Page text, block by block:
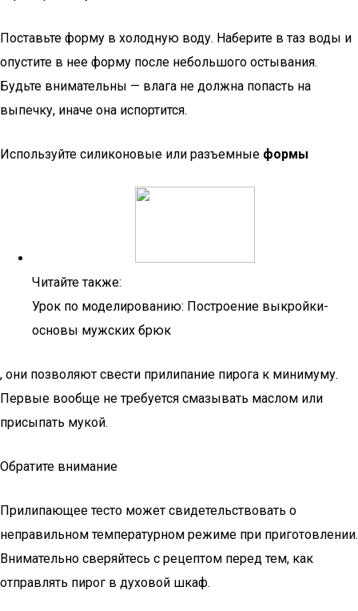
Поставьте форму в холодную воду. Наберите в таз воды и
опустите в нее форму после небольшого остывания.
Будьте внимательны — влага не должна попасть на
выпечку, иначе она испортится.
Используйте силиконовые или разъемные формы
Читайте также:
Урок по моделированию: Построение выкройки-
основы мужских брюк
, они позволяют свести прилипание пирога к минимуму.
Первые вообще не требуется смазывать маслом или
присыпать мукой.
Обратите внимание
Прилипающее тесто может свидетельствовать о
неправильном температурном режиме при приготовлении.
Внимательно сверяйтесь с рецептом перед тем, как
отправлять пирог в духовой шкаф.